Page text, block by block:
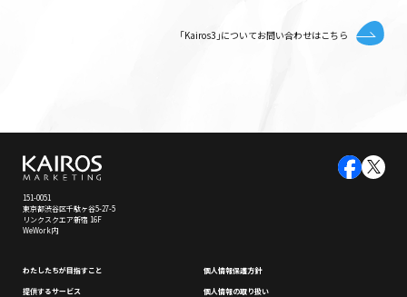
｢Kairos3｣についてお問い合わせはこちら
151-0051
東京都渋谷区千駄ヶ谷5-27-5
リンクスクエア新宿 16F
WeWork内
わたしたちが⽬指すこと
提供するサービス
個⼈情報保護⽅針
個⼈情報の取り扱い